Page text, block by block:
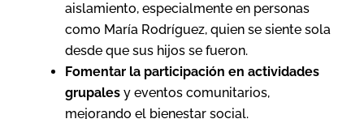
aislamiento, especialmente en personas
como María Rodríguez, quien se siente sola
desde que sus hijos se fueron.
Fomentar la participación en actividades
grupales y eventos comunitarios,
mejorando el bienestar social.